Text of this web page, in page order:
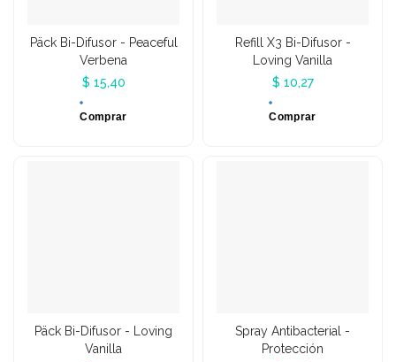
Päck Bi-Difusor - Peaceful
Verbena
$ 15,40
Comprar
Refill X3 Bi-Difusor -
Loving Vanilla
$ 10,27
Comprar
Päck Bi-Difusor - Loving
Vanilla
Spray Antibacterial -
Protección